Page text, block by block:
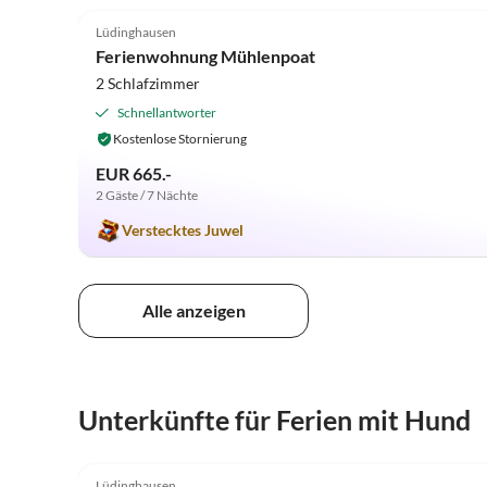
Lüdinghausen
Ferienwohnung Mühlenpoat
2 Schlafzimmer
Schnellantworter
Kostenlose Stornierung
EUR 665.-
2 Gäste / 7 Nächte
Verstecktes Juwel
Alle anzeigen
Unterkünfte für Ferien mit Hund